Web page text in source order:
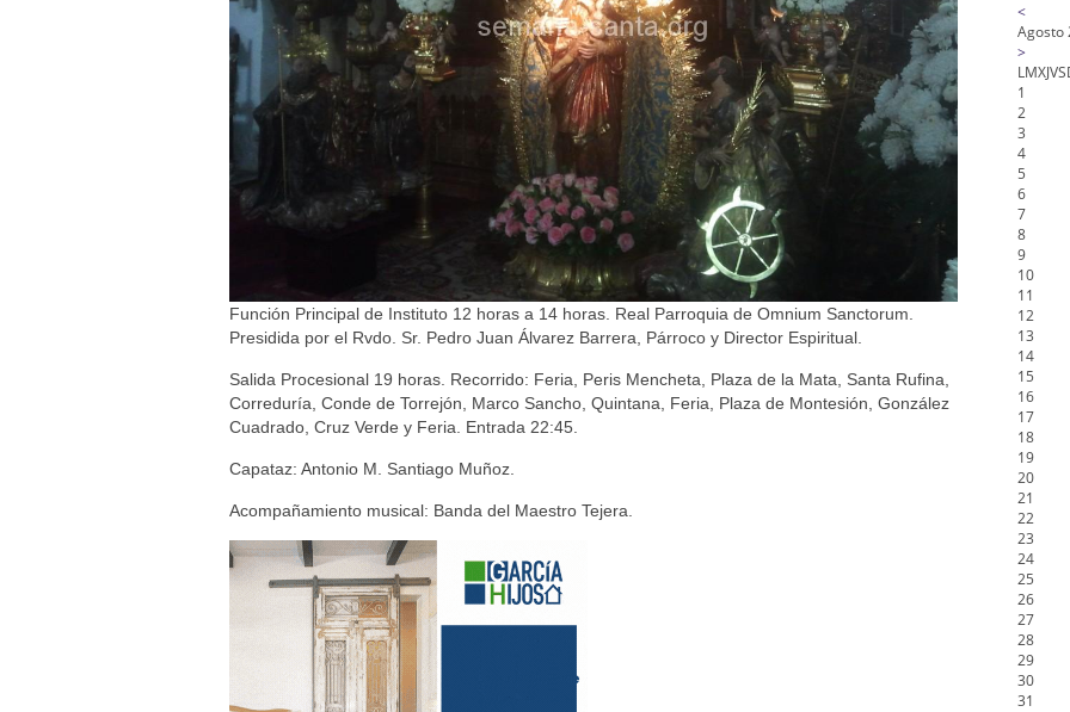
Función Principal de Instituto 12 horas a 14 horas. Real Parroquia de Omnium Sanctorum.
Presidida por el Rvdo. Sr. Pedro Juan Álvarez Barrera, Párroco y Director Espiritual.
Salida Procesional 19 horas. Recorrido: Feria, Peris Mencheta, Plaza de la Mata, Santa Rufina,
Correduría, Conde de Torrejón, Marco Sancho, Quintana, Feria, Plaza de Montesión, González
Cuadrado, Cruz Verde y Feria. Entrada 22:45.
Capataz: Antonio M. Santiago Muñoz.
Acompañamiento musical: Banda del Maestro Tejera.
<
Agosto
>
LMXJVS
1
2
3
4
5
6
7
8
9
10
11
12
13
14
15
16
17
18
19
20
21
22
23
24
25
26
27
28
29
30
31